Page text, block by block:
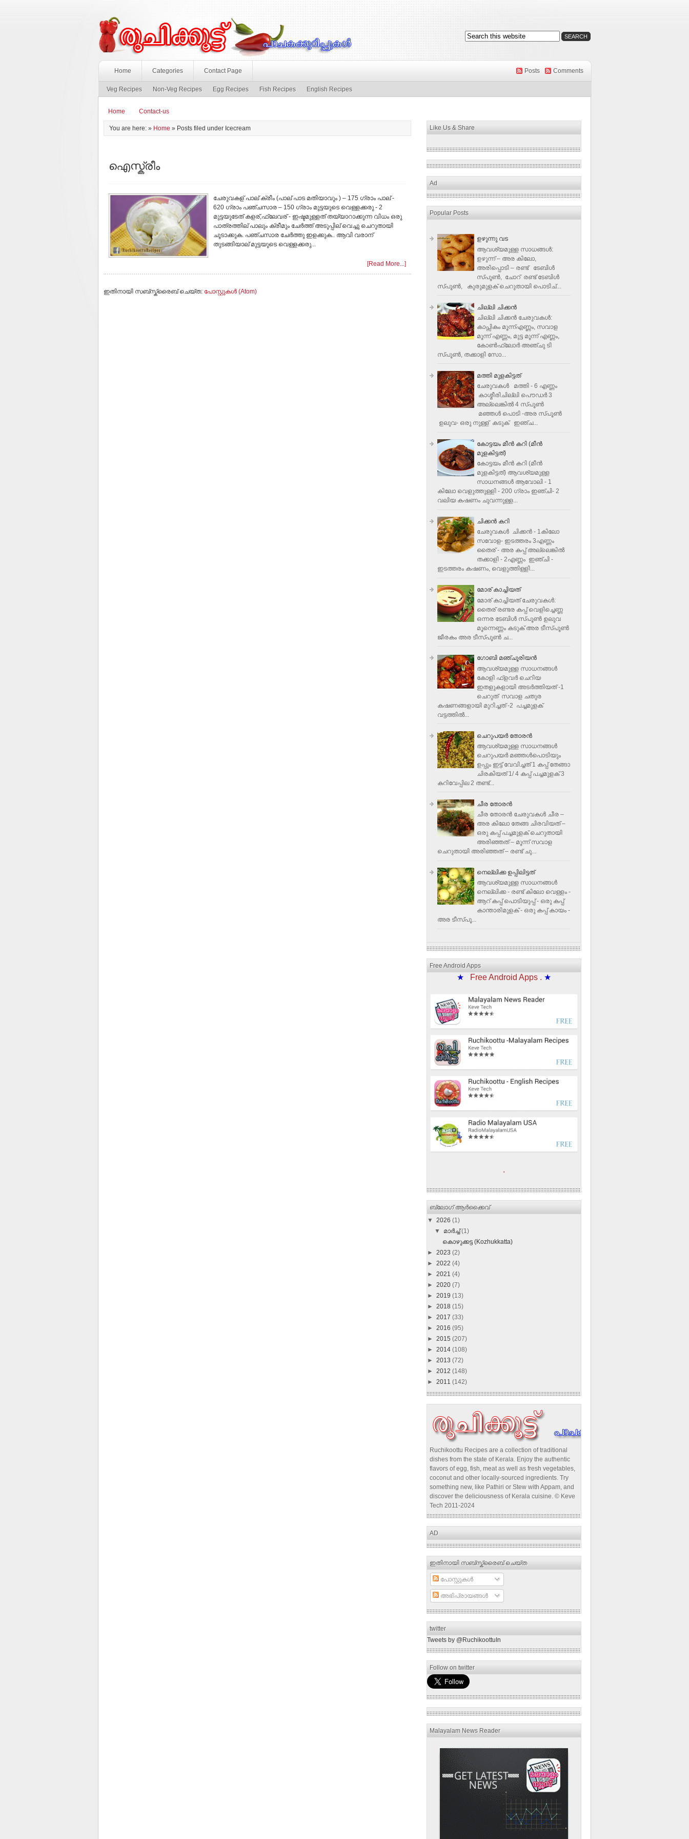
Home Categories Contact Page Posts Comments
Veg Recipes Non-Veg Recipes Egg Recipes Fish Recipes English Recipes
Home Contact-us
You are here: » Home » Posts filed under Icecream
ഐസ്ക്രീം
ചേരുവകള് പാല് ക്രീം (പാല് പാട മതിയാവും ) – 175 ഗ്രാം പാല് -
620 ഗ്രാം പഞ്ചസാര – 150 ഗ്രാം മുട്ടയുടെ വെള്ളക്കരു - 2
മുട്ടയുടേത് കളര്,ഫ്ലേവര് - ഇഷ്ടമുള്ളത് തയ്യാറാക്കുന്ന വിധം ഒരു
പാത്രത്തില് പാലും ക്രീമും ചേര്‍ത്ത് അടുപ്പില് വെച്ചു ചെറുതായി
ചൂടാക്കുക. പഞ്ചസാര ചേര്‍ത്തു ഇളക്കുക.. ആവി വരാന്
തുടങ്ങിയാല് മുട്ടയുടെ വെള്ളക്കരു...
[Read More...]
ഇതിനായി സബ്‌സ്ക്രൈബ് ചെയ്ത: പോസ്റ്റുകള്‍ (Atom)
Like Us & Share
Ad
Popular Posts
ഉഴുന്നു വട
ആവശ്യമുള്ള സാധങ്ങൾ:
ഉഴുന്ന് – അര കിലോ,
അരിപ്പൊടി – രണ്ട് ടേബിൾ
സ്പൂൺ, ചോറ് രണ്ട് ടേബിള്‍
സ്പൂണ്‍, കുരുമുളക് ചെറുതായി പൊടിച്...
ചില്ലി ചിക്കൻ
ചില്ലി ചിക്കൻ ചേരുവകള്‍:
കാപ്സികം മൂന്ന്എണ്ണം, സവാള
മൂന്ന് എണ്ണം, മുട്ട മൂന്ന് എണ്ണം,
കോണ്‍ഫ്ലോര്‍ അഞ്ചു ടി
സ്പൂണ്‍, തക്കാളി സോ...
മത്തി മുളകിട്ടത്
ചേരുവകൾ മത്തി - 6 എണ്ണം
കാശ്മീരിചില്ലി പൌഡർ 3
അല്ലെങ്കിൽ 4 സ്പൂണ്‍
മഞ്ഞൾ പൊടി -അര സ്പൂണ്‍
ഉലുവ- ഒരു നുള്ള് കടുക് ഇഞ്ച...
കോട്ടയം മീന്‍ കറി (മീന്‍
മുളകിട്ടത്‌)
കോട്ടയം മീന്‍ കറി (മീന്‍
മുളകിട്ടത്‌) ആവശ്യമുള്ള
സാധനങ്ങള്‍ ആവോലി - 1
കിലോ വെളുത്തുള്ളി - 200 ഗ്രാം ഇഞ്ചി- 2
വലിയ കഷണം ചുവന്നുള്ള...
ചിക്കന്‍ കറി
ചേരുവകൾ ചിക്കന്‍ - 1കിലോ
സവോള- ഇടത്തരം 3എണ്ണം
തൈര് - അര കപ്പ്‌ അല്ലെങ്കില്‍
തക്കാളി - 2എണ്ണം ഇഞ്ചി -
ഇടത്തരം കഷണം, വെളുത്തിള്ളി...
മോര് കാച്ചിയത്
മോര് കാച്ചിയത് ചേരുവകള്‍‌:
തൈര് രണ്ടര കപ്പ് വെളിച്ചെണ്ണ
ഒന്നര ടേബിള്‍ സ്പൂണ്‍ ഉലുവ
മൂന്നെണ്ണം കടുക് അര ടീസ്പൂണ്‍
ജീരകം അര ടീസ്പൂണ്‍ ച...
ഗോബി മഞ്ചൂരിയന്‍
ആവശ്യമുള്ള സാധനങ്ങൾ
കോളി ഫ്ളവര്‍ ചെറിയ
ഇതളുകളായി അടര്‍ത്തിയത് -1
ചെറുത് സവാള ചതുര
കഷണങ്ങളായി മുറിച്ചത് -2 പച്ചമുളക്
വട്ടത്തില്‍...
ചെറുപയർ തോരൻ
ആവശ്യമുള്ള സാധനങ്ങൾ
ചെറുപയർ മഞ്ഞൾപൊടിയും
ഉപ്പും ഇട്ട് വേവിച്ചത് 1 കപ്പ് തേങ്ങാ
ചിരകിയത് 1/ 4 കപ്പ് പച്ചമുളക് 3
കറിവേപ്പില 2 തണ്ട്...
ചീര തോരന്‍
ചീര തോരന്‍ ചേരുവകള്‍ ചീര –
അര കിലോ തേങ്ങ ചിരവിയത് –
ഒരു കപ്പ് പച്ചമുളക് ചെറുതായി
അരിഞ്ഞത് – മൂന്ന് സവാള
ചെറുതായി അരിഞ്ഞത് – രണ്ട് ചു...
നെല്ലിക്ക ഉപ്പിലിട്ടത്
ആവശ്യമുള്ള സാധനങ്ങള്‍
നെല്ലിക്ക - രണ്ട് കിലോ വെള്ളം -
ആറ് കപ്പ് പൊടിയുപ്പ് - ഒരു കപ്പ്
കാന്താരിമുളക് - ഒരു കപ്പ് കായം -
അര ടീസ്പൂ...
Free Android Apps
★ Free Android Apps . ★
.
ബ്ലോഗ് ആര്‍ക്കൈവ്
▼ 2026 (1)
▼ മാർച്ച്(1)
കൊഴുക്കട്ട (Kozhukkatta)
► 2023 (2)
► 2022 (4)
► 2021 (4)
► 2020 (7)
► 2019 (13)
► 2018 (15)
► 2017 (33)
► 2016 (95)
► 2015 (207)
► 2014 (108)
► 2013 (72)
► 2012 (148)
► 2011 (142)
Ruchikoottu Recipes are a collection of traditional
dishes from the state of Kerala. Enjoy the authentic
flavors of egg, fish, meat as well as fresh vegetables,
coconut and other locally-sourced ingredients. Try
something new, like Pathiri or Stew with Appam, and
discover the deliciousness of Kerala cuisine. © Keve
Tech 2011-2024
AD
ഇതിനായി സബ്‌സ്ക്രൈബ് ചെയ്ത
പോസ്റ്റുകള്‍
അഭിപ്രായങ്ങള്‍
twitter
Tweets by @RuchikoottuIn
Follow on twitter
Malayalam News Reader